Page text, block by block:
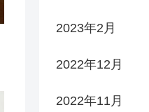
2023年2月
2022年12月
2022年11月